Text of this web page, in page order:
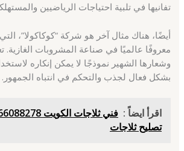
تفانيها في تلبية احتياجات الرياضيين
أيضًا، هناك مثال آخر هو شركة “كوكاكولا”،
معروفًا عالميًا في صناعة المشروبات الغازية.
وشعارها الشهير نموذجًا لا يمكن إنكاره
بشكل فعال لجذب والتحكم في انتباه الجمهور.
اقرأ ايضاً :
تصليح ثلاجات